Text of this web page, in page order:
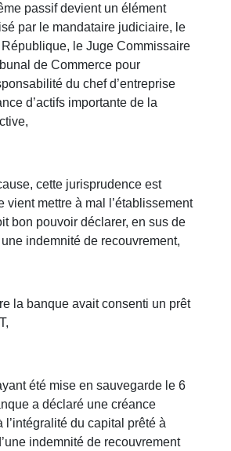
passif devient un élément
par le mandataire judiciaire, le
le Juge Commissaire
de Commerce pour
du chef d’entreprise
d’actifs importante de la
cette jurisprudence est
vient mettre à mal l’établissement
bon pouvoir déclarer, en sus de
indemnité de recouvrement,
la banque avait consenti un prêt
été mise en sauvegarde le 6
a déclaré une créance
l’intégralité du capital prêté à
indemnité de recouvrement